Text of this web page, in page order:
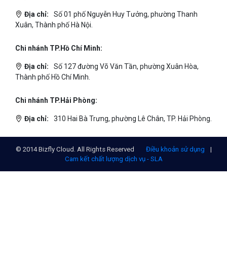
Trụ sở chính
Xuân, Thành phố Hà Nội.
Chi nhánh TP.Hồ Chí Minh:
Thành phố Hồ Chí Minh.
Chi nhánh TP.Hải Phòng:
© 2014 Bizfly Cloud. All Rights Reserved Điều khoản sử dụng |